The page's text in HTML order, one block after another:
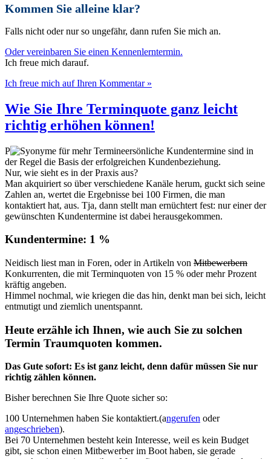
Kommen Sie alleine klar?
Falls nicht oder nur so ungefähr, dann rufen Sie mich an.
Oder vereinbaren Sie einen Kennenlerntermin.
Ich freue mich darauf.
Ich freue mich auf Ihren Kommentar »
Wie Sie Ihre Terminquote ganz leicht
richtig erhöhen können!
P
ersönliche Kundentermine sind in
der Regel die Basis der erfolgreichen Kundenbeziehung.
Nur, wie sieht es in der Praxis aus?
Man akquiriert so über verschiedene Kanäle herum, guckt sich seine
Zahlen an, wertet die Ergebnisse bei 100 Firmen, die man
kontaktiert hat, aus. Tja, dann stellt man ernüchtert fest: nur einer der
gewünschten Kundentermine ist dabei herausgekommen.
Kundentermine: 1 %
Neidisch liest man in Foren, oder in Artikeln von Mitbewerbern
Konkurrenten, die mit Terminquoten von 15 % oder mehr Prozent
kräftig angeben.
Himmel nochmal, wie kriegen die das hin, denkt man bei sich, leicht
entmutigt und ziemlich unentspannt.
Heute erzähle ich Ihnen, wie auch Sie zu solchen
Termin Traumquoten kommen.
Das Gute sofort: Es ist ganz leicht, denn dafür müssen Sie nur
richtig zählen können.
Bisher berechnen Sie Ihre Quote sicher so:
100 Unternehmen haben Sie kontaktiert.(angerufen oder
angeschrieben).
Bei 70 Unternehmen besteht kein Interesse, weil es kein Budget
gibt, sie schon einen Mitbewerber im Boot haben, sie gerade